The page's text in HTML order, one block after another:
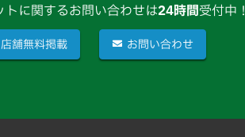
トに関するお問い合わせは24時間受付中！
店舗無料掲載 お問い合わせ